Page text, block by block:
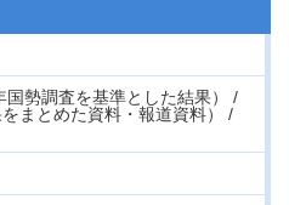
勢調査を基準とした結果） /
まとめた資料・報道資料） /